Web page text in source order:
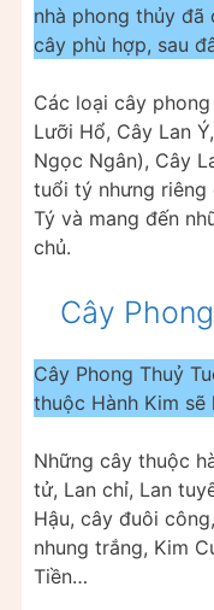
nhà phong thủy
cây phù hợp, sau
Các loại cây
Lưỡi Hổ, Cây Lan
Ngọc Ngân), Cây
tuổi tý nhưng
Tý và mang đến
chủ.
Cây
Cây Phong Thuỷ
thuộc Hành Kim
Những cây thuộc
tử, Lan chỉ, Lan
Hậu, cây đuôi
nhung trắng, Kim
Tiền…